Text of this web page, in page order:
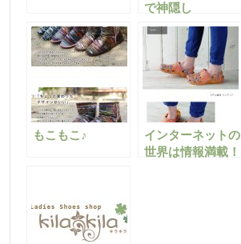
で神隠し
もこもこ♪
インターネットの
世界は情報満載！